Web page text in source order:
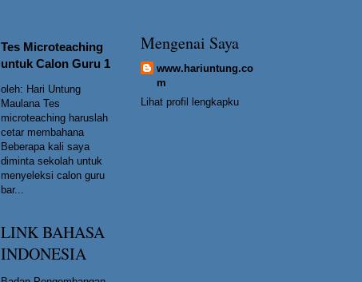
Tes Microteaching
untuk Calon Guru 1
oleh: Hari Untung
Maulana Tes
microteaching haruslah
cetar membahana
Beberapa kali saya
diminta sekolah untuk
menyeleksi calon guru
bar...
LINK BAHASA
INDONESIA
Mengenai Saya
www.hariuntung.co
m
Lihat profil lengkapku